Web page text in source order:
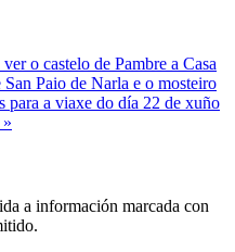
o castelo de Pambre a Casa
Paio de Narla e o mosteiro
para a viaxe do día 22 de xuño
a información marcada con